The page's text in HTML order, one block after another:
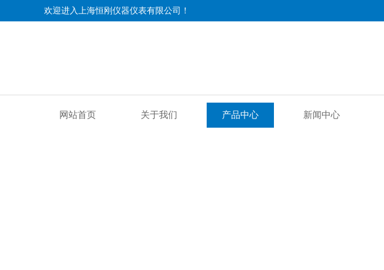
欢迎进入上海恒刚仪器仪表有限公司！
网站首页 关于我们 产品中心 新闻中心